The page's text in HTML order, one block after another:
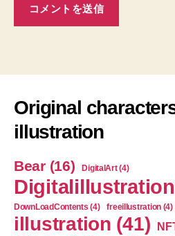
Original
illustration
Bear(16) DigitalArt(4)
Digitalillustration
DownLoadContents (4) freeillustration (4)
illustration (41)